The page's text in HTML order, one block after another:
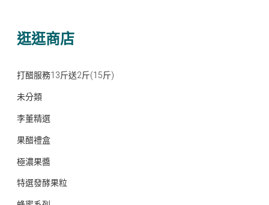
逛逛商店
打醋服務13斤送2斤(15斤)
未分類
李董精選
果醋禮盒
極濃果醬
特選發酵果粒